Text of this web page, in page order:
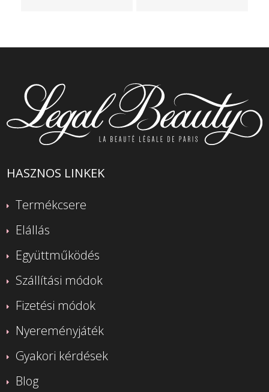
HASZNOS LINKEK
Termékcsere
Elállás
Együttműködés
Szállítási módok
Fizetési módok
Nyereményjáték
Gyakori kérdések
Blog